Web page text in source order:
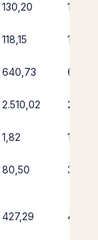
130,20 104,71
118,15 113,02
640,73
2.510,02
1,82 1,73
80,50 36,22
427,29 412,48